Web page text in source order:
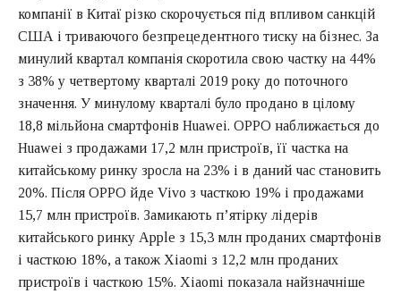
компанії в Китаї різко скорочується під впливом санкцій
США і триваючого безпрецедентного тиску на бізнес. За
минулий квартал компанія скоротила свою частку на 44%
з 38% у четвертому кварталі 2019 року до поточного
значення. У минулому кварталі було продано в цілому
18,8 мільйона смартфонів Huawei. OPPO наближається до
Huawei з продажами 17,2 млн пристроїв, її частка на
китайському ринку зросла на 23% і в даний час становить
20%. Після OPPO йде Vivo з часткою 19% і продажами
15,7 млн пристроїв. Замикають п’ятірку лідерів
китайського ринку Apple з 15,3 млн проданих смартфонів
і часткою 18%, а також Xiaomi з 12,2 млн проданих
пристроїв і часткою 15%. Xiaomi показала найзначніше